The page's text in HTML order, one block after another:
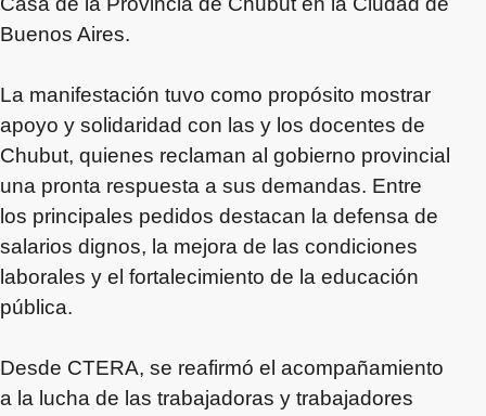
Buenos Aires.
La manifestación tuvo como propósito mostrar
apoyo y solidaridad con las y los docentes de
Chubut, quienes reclaman al gobierno provincial
una pronta respuesta a sus demandas. Entre
los principales pedidos destacan la defensa de
salarios dignos, la mejora de las condiciones
laborales y el fortalecimiento de la educación
pública.
Desde CTERA, se reafirmó el acompañamiento
a la lucha de las trabajadoras y trabajadores